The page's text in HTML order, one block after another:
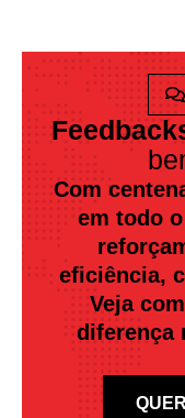
Com
em todo
eficiência,
Veja
diferença